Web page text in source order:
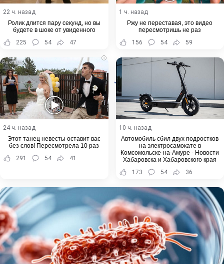
22 ч. назад
Ролик длится пару секунд, но вы
будете в шоке от увиденного
225
54 47
1 ч. назад
Ржу не переставая, это видео
пересмотришь не раз
156
54 59
i
24 ч. назад
Этот танец невесты оставит вас
без слов! Пересмотрела 10 раз
291
54 41
10 ч. назад
Автомобиль сбил двух подростков
на электросамокате в
Комсомольске-на-Амуре - Новости
Хабаровска и Хабаровского края
173
54 36